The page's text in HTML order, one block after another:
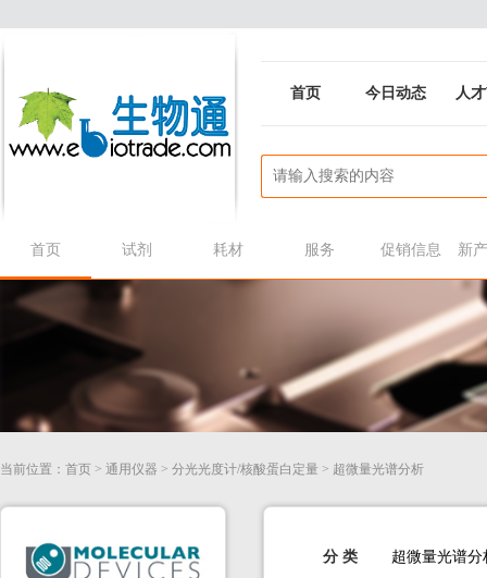
首页 今日动态 人
首页 试剂 耗材 服务 促销信息 新
当前位置： 首页 > 通用仪器 > 分光光度计/核酸蛋白定量 > 超微量光谱分析
分 类 超微量光谱分